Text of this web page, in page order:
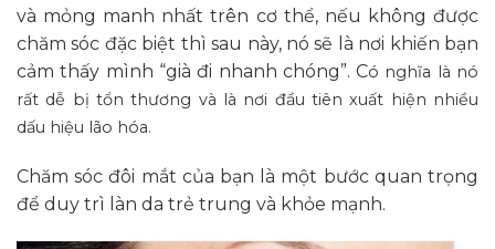
và mỏng manh nhất trên cơ thể, nếu không được
chăm sóc đặc biệt thì sau này, nó sẽ là nơi khiến bạn
cảm thấy mình “già đi nhanh chóng”. Có nghĩa là nó
rất dễ bị tổn thương và là nơi đầu tiên xuất hiện nhiều
dấu hiệu lão hóa.
Chăm sóc đôi mắt của bạn là một bước quan trọng
để duy trì làn da trẻ trung và khỏe mạnh.